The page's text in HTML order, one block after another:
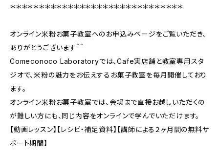
＊＊＊＊＊＊＊＊＊＊＊＊＊＊＊＊＊＊＊＊＊＊＊＊＊＊＊＊＊＊
オンライン米粉お菓子教室へのお申込みページをご覧いただき、
ありがとうございます＾＾
Comeconoco Laboratoryでは、Cafe実店舗と教室専用スタ
ジオで、米粉の魅力をお伝えするお菓子教室を毎月開催しており
ます。
オンライン米粉お菓子教室では、会場まで直接お越しいただくの
が難しい方にも、同じ内容をオンラインで学んでいただけます。
【動画レッスン】【レシピ・補足資料】【講師による２ヶ月間の無料サ
ポート期間】